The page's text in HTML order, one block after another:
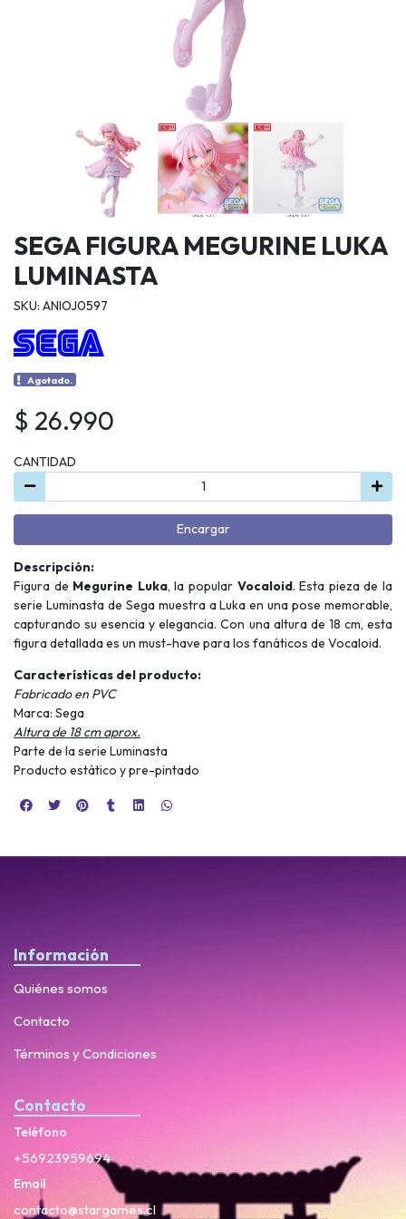
SEGA FIGURA MEGURINE LUKA
LUMINASTA
SKU: ANIOJ0597
Agotado.
$ 26.990
CANTIDAD
Encargar
Descripción:
Figura de Megurine Luka, la popular Vocaloid. Esta pieza de la
serie Luminasta de Sega muestra a Luka en una pose memorable,
capturando su esencia y elegancia. Con una altura de 18 cm, esta
figura detallada es un must-have para los fanáticos de Vocaloid.
Características del producto:
Fabricado en PVC
Marca: Sega
Altura de 18 cm aprox.
Parte de la serie Luminasta
Producto estático y pre-pintado
Información
Quiénes somos
Contacto
Términos y Condiciones
Contacto
Teléfono
+56923959694
Email
contacto@stargames.cl